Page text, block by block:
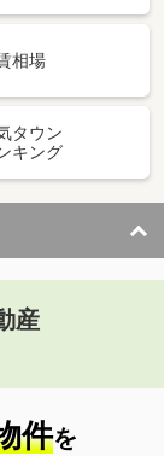
相場
タウン
キング
産
件を